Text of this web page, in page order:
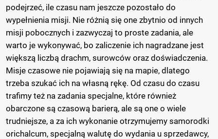
podejrzeć, ile czasu nam jeszcze pozostało do
wypełnienia misji. Nie różnią się one zbytnio od innych
misji pobocznych i zazwyczaj to proste zadania, ale
warto je wykonywać, bo zaliczenie ich nagradzane jest
większą liczbą drachm, surowców oraz doświadczenia.
Misje czasowe nie pojawiają się na mapie, dlatego
trzeba szukać ich na własną rękę. Od czasu do czasu
trafimy też na zadania specjalne, które również
obarczone są czasową barierą, ale są one o wiele
trudniejsze, a za ich wykonanie otrzymujemy samorodki
orichalcum, specjalną walutę do wydania u sprzedawcy,